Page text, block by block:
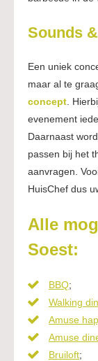
Sounds
Een uniek
maar al te
concept .
evenement
Daarnaast
passen bij het
aanvragen.
HuisChef dus
Alle
Soest:
BBQ;
Walking
Amuse
Amuse
Bruiloft;